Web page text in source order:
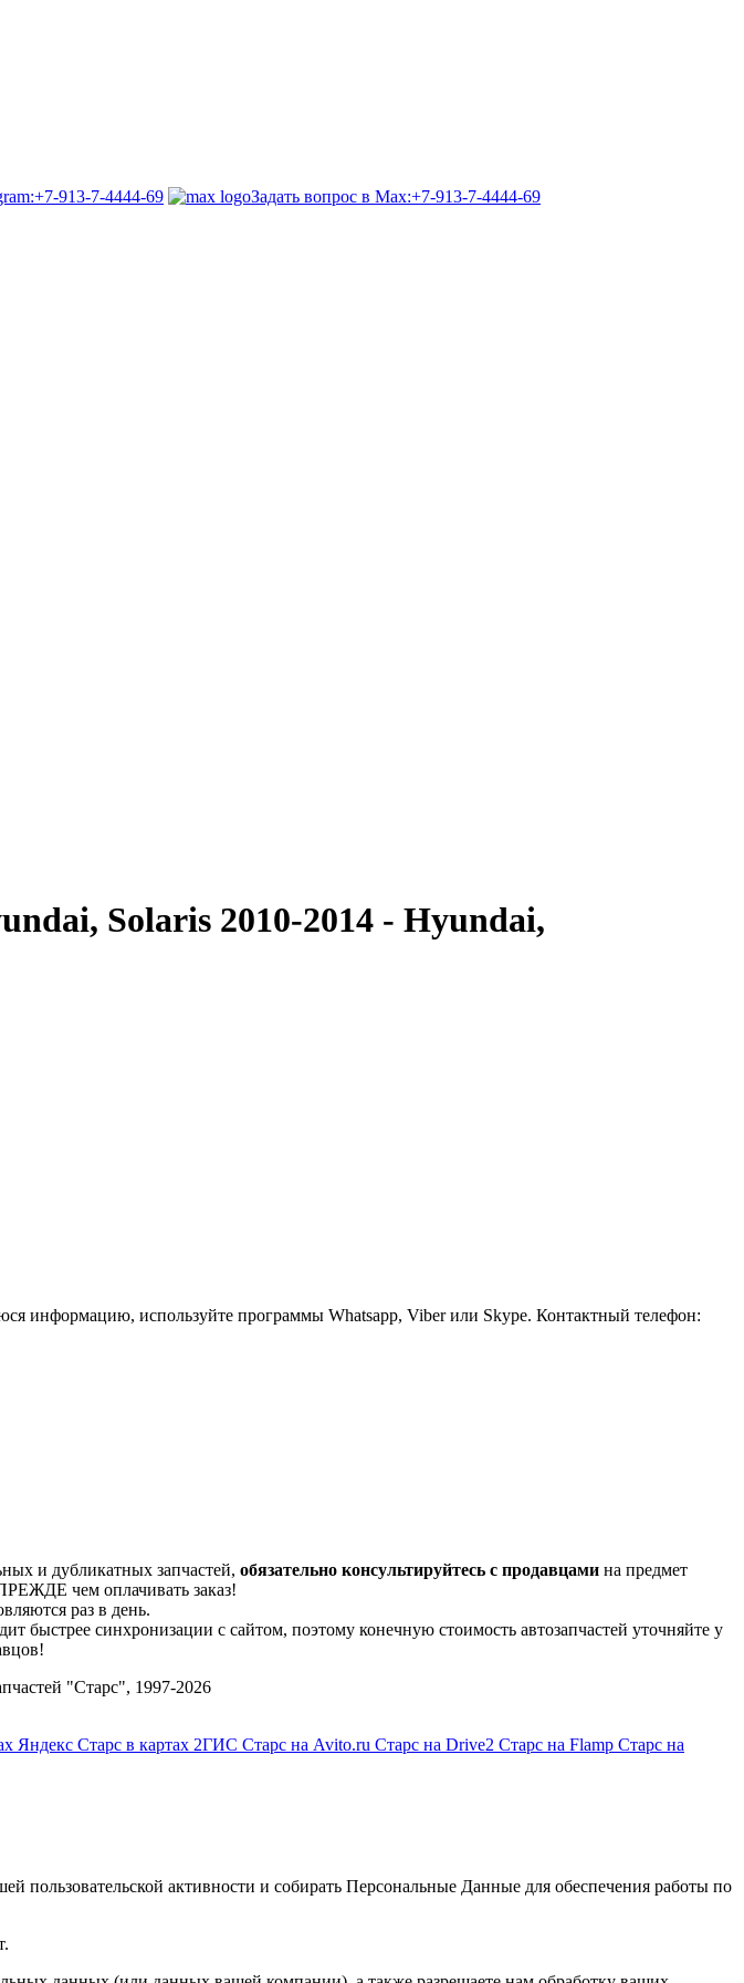
+7-913-7-4444-69 Задать вопрос в Max:+7-913-7-4444-69
Solaris 2010-2014 - Hyundai,
информацию, используйте программы Whatsapp, Viber или Skype. Контактный телефон:
и дубликатных запчастей, обязательно консультируйтесь с продавцамина предмет
чем оплачивать заказ!
раз в день.
быстрее синхронизации с сайтом, поэтому конечную стоимость автозапчастей уточняйте у
"Старс", 1997-2026
Яндекс Старс в картах 2ГИС Старс на Avito.ru Старс на Drive2 Старс на Flamp Старс на
активности и собирать Персональные Данные для обеспечения работы по